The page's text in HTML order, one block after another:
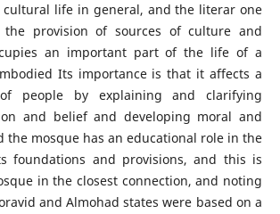
life in general, and the literar one
provision of sources of culture and
an important part of the life of a
Its importance is that it affects a
people by explaining and clarifying
and belief and developing moral and
the mosque has an educational role in the
foundations and provisions, and this is
in the closest connection, and noting
and Almohad states were based on a